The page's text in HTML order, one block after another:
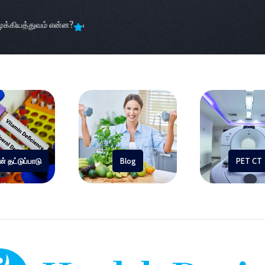
என்ன? எக்ஸ்ரே, சிடி ஸ்கேன் மற்றும் MRI
தட்டுப்பாடு Blog PET CT